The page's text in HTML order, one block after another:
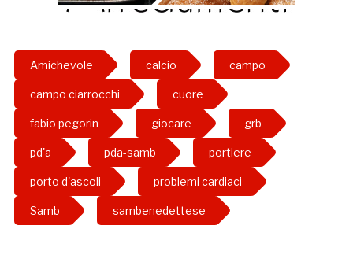
Amichevole calcio campo
campo ciarrocchi cuore
fabio pegorin giocare grb
pd'a pda-samb portiere
porto d'ascoli problemi cardiaci
Samb sambenedettese